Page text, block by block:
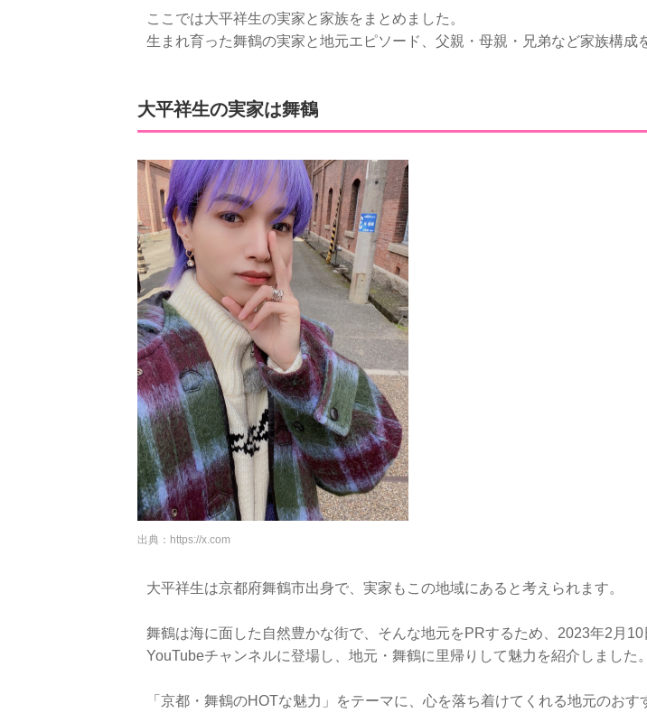
ここでは大平祥生の実家と家族をまとめました。
生まれ育った舞鶴の実家と地元エピソード、父親・母親・兄弟など家族構成
大平祥生の実家は舞鶴
出典： https://x.com
大平祥生は京都府舞鶴市出身で、実家もこの地域にあると考えられます。
舞鶴は海に面した自然豊かな街で、そんな地元をPRするため、2023年2月
YouTubeチャンネルに登場し、地元・舞鶴に里帰りして魅力を紹介しました。
「京都・舞鶴のHOTな魅力」をテーマに、心を落ち着けてくれる地元のおす